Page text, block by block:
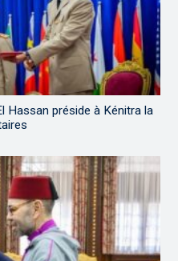
Hassan préside à Kénitra la